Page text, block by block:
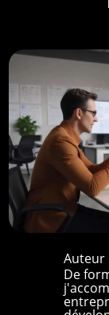
Auteur
De